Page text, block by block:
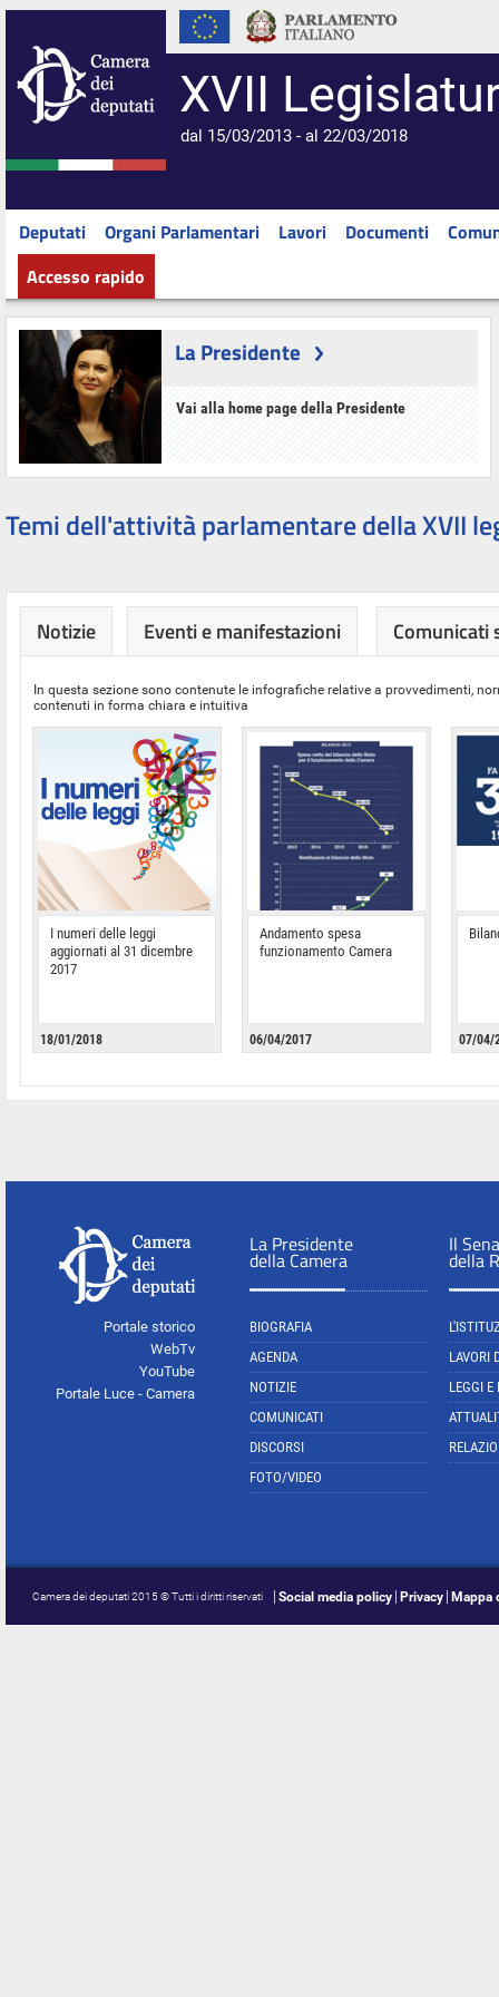
XVII
dal 15/03/2013 - al 22/03/2018
Deputati Organi Parlamentari Lavori Documenti
Accesso rapido
La Presidente
Vai alla home page della Presidente
Temi dell'attività parlamentare della XVII
Notizie Eventi e manifestazioni Comunicati
In questa sezione sono contenute le infografiche relative a provvedimenti,
contenuti in forma chiara e intuitiva
I numeri delle leggi
aggiornati al 31 dicembre
2017
18/01/2018
Andamento spesa
funzionamento Camera
06/04/2017 07/04/
Portale storico
WebTv
YouTube
Portale Luce - Camera
La Presidente
della Camera
BIOGRAFIA
AGENDA
NOTIZIE
COMUNICATI
DISCORSI
FOTO/VIDEO
Il
della
LAVORI
LEGGI E
Camera dei deputati 2015 © Tutti i diritti riservati Social media policy Privacy Mappa